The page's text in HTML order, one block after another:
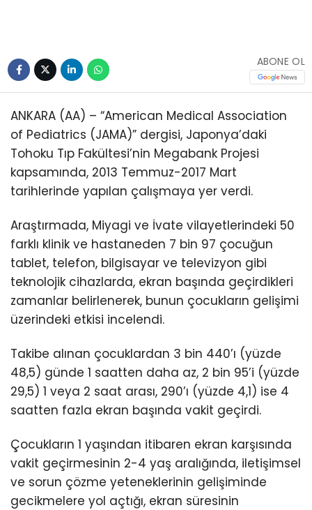
ABONE OL
ANKARA (AA) – “American Medical Association
of Pediatrics (JAMA)” dergisi, Japonya’daki
Tohoku Tıp Fakültesi’nin Megabank Projesi
kapsamında, 2013 Temmuz-2017 Mart
tarihlerinde yapılan çalışmaya yer verdi.
Araştırmada, Miyagi ve İvate vilayetlerindeki 50
farklı klinik ve hastaneden 7 bin 97 çocuğun
tablet, telefon, bilgisayar ve televizyon gibi
teknolojik cihazlarda, ekran başında geçirdikleri
zamanlar belirlenerek, bunun çocukların gelişimi
üzerindeki etkisi incelendi.
Takibe alınan çocuklardan 3 bin 440’ı (yüzde
48,5) günde 1 saatten daha az, 2 bin 95’i (yüzde
29,5) 1 veya 2 saat arası, 290’ı (yüzde 4,1) ise 4
saatten fazla ekran başında vakit geçirdi.
Çocukların 1 yaşından itibaren ekran karşısında
vakit geçirmesinin 2-4 yaş aralığında, iletişimsel
ve sorun çözme yeteneklerinin gelişiminde
gecikmelere yol açtığı, ekran süresinin